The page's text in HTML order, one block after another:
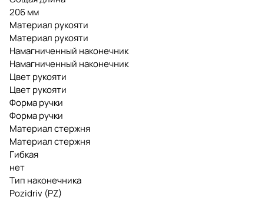
206 мм
Материал рукояти
Материал рукояти
Намагниченный наконечник
Намагниченный наконечник
Цвет рукояти
Цвет рукояти
Форма ручки
Форма ручки
Материал стержня
Материал стержня
Гибкая
нет
Тип наконечника
Pozidriv (PZ)